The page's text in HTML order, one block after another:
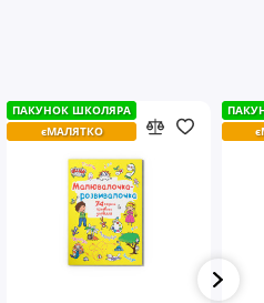
ПАКУНОК ШКОЛЯРА
єМАЛЯТКО
ПАКУНОК ШКОЛЯРА
єМАЛЯТКО